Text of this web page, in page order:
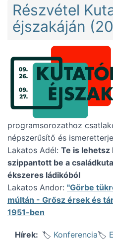
Részvétel
éjszakáján
programsorozathoz
népszerűsítő és
Lakatos Adél: Te is lehetsz
szippantott be a
ékszeres ládikóból
Lakatos Andor: "Görbe
múltán - Grősz érsek és
1951-ben
Hírek Konferencia